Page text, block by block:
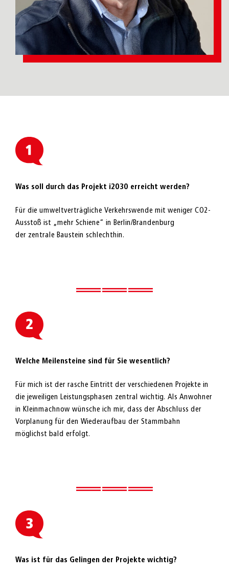
Was soll durch das Projekt i2030 erreicht werden?
Für die umweltverträgliche Verkehrswende mit weniger CO2-
Ausstoß ist „mehr Schiene“ in Berlin/Brandenburg
der zentrale Baustein schlechthin.
Welche Meilensteine sind für Sie wesentlich?
Für mich ist der rasche Eintritt der verschiedenen Projekte in
die jeweiligen Leistungsphasen zentral wichtig. Als Anwohner
in Kleinmachnow wünsche ich mir, dass der Abschluss der
Vorplanung für den Wiederaufbau der Stammbahn
möglichst bald erfolgt.
Was ist für das Gelingen der Projekte wichtig?